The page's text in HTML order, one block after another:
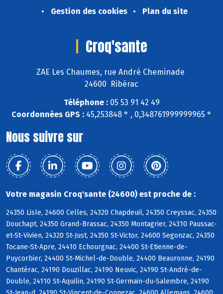
Gestion des cookies
Plan du site
Croq'sante
ZAE Les Chaumes, rue André Cheminade
24600 Ribérac
Téléphone :05 53 91 42 49
Coordonnées GPS : 45,253848 ° , 0,348761999999965 °
Nous suivre sur
Votre magasin Croq'sante (24600) est proche de :
24350 Lisle, 24600 Celles, 24320 Chapdeuil, 24350 Creyssac, 24350
Douchapt, 24350 Grand-Brassac, 24350 Montagrier, 24310 Paussac-
et-St-Vivien, 24320 St-Just, 24350 St-Victor, 24600 Segonzac, 24350
Tocane-St-Apre, 24410 Echourgnac, 24400 St-Etienne-de-
Puycorbier, 24400 St-Michel-de-Double, 24400 Beauronne, 24190
Chantérac, 24190 Douzillac, 24190 Neuvic, 24190 St-André-de-
Double, 24110 St-Aquilin, 24190 St-Germain-du-Salembre, 24190